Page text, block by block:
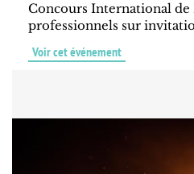
Concours International de
professionnels sur
Voir cet événement